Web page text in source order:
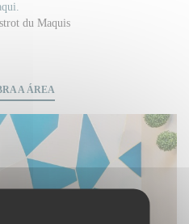
du Maquis
A ÁREA